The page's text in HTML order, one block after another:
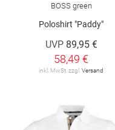
BOSS green
Poloshirt "Paddy"
UVP 89,95 €
58,49 €
inkl. MwSt. zzgl. Versand